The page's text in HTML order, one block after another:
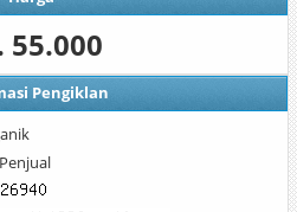
55.000
Pengiklan